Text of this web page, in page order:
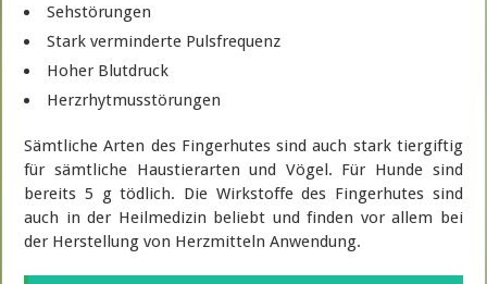
Sehstörungen
Stark verminderte Pulsfrequenz
Hoher Blutdruck
Herzrhytmusstörungen
Sämtliche Arten des Fingerhutes sind auch stark tiergiftig
für sämtliche Haustierarten und Vögel. Für Hunde sind
bereits 5 g tödlich. Die Wirkstoffe des Fingerhutes sind
auch in der Heilmedizin beliebt und finden vor allem bei
der Herstellung von Herzmitteln Anwendung.